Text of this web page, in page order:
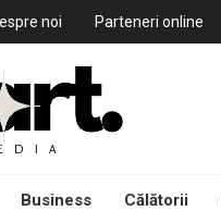
noi Parteneri online
Business Călătorii